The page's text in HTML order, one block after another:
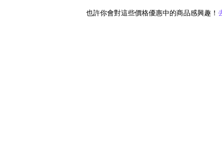
也許你會對這些價格優惠中的商品感興趣！